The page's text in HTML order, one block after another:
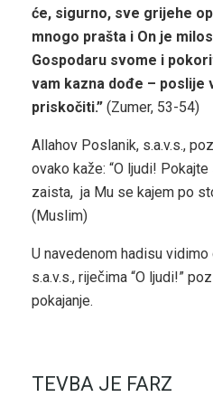
će, sigurno, sve grijehe
mnogo prašta i On je
Gospodaru svome i
vam kazna dođe – poslije
priskočiti.” (Zumer, 53-54)
Allahov Poslanik, s.a.v.s.,
ovako kaže: “O ljudi!
zaista, ja Mu se kajem po
(Muslim)
U navedenom hadisu
s.a.v.s., riječima “O ljudi!”
pokajanje.
TEVBA JE FARZ